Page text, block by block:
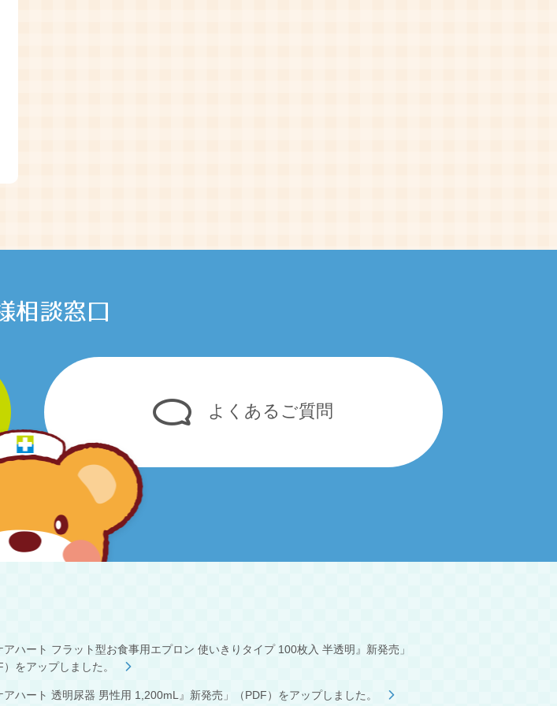
相談窓口
よくあるご質問
アハート フラット型お食事用エプロン 使いきりタイプ 100枚入 半透明』新発売」
）をアップしました。
アハート 透明尿器 男性用 1,200mL』新発売」（PDF）をアップしました。